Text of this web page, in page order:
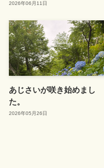
2026年06月11日
あじさいが咲き始めまし
た。
2026年05月26日